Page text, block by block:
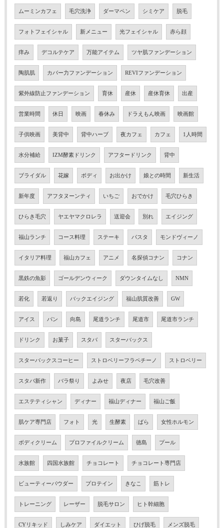
ムーミンカフェ 毛穴洗浄 ダーマペン シミケア 脱毛
フォトフェイシャル 新メニュー 光フェイシャル 赤ら顔
痒み デコルテケア 万能アイテム ツヤ肌ファンデーション
陶肌肌 カバー力ファンデーション REVIファンデーション
紫外線防止ファンデーション 育休 産休 産休育休 出産
営業時間 休日 映画 春休み ドラえもん映画 映画館
子供映画 美背中 背中ハーブ 夜カフェ カフェ 1人時間
水分補給 IZM酵素ドリンク アフタードリンク 背中
ブライダル 花嫁 ボディ お出かけ 娘との時間 新生活
新年度 アフタヌーンティ いちご おでかけ 毛穴ひらき
ひらき毛穴 ヤエヤマクロレラ 送迎会 別れ エイジング
福山ランチ コース料理 ステーキ パスタ モンドヴィーノ
イタリア料理 福山カフェ アニメ 名探偵コナン コナン
黒鉄の魚影 ゴールデンウィーク ダウンタイムなし NMN
若化 若返り バックエイジング 福山肌質改善 GW
アイス パン 向島 尾道ランチ 尾道市 尾道市ランチ
ドリンク お菓子 スタバ スターバックス
スターバックスコーヒー ストロベリーフラペチーノ ストロベリー
スタバ新作 バラ祭り よみせ 夜店 毛穴改善
エステティシャン ディナー 福山ディナー 福山ご飯
肌ケア専門店 フォト 光 生酵素 ばら 女性ホルモン
ボディクリーム プロファイルクリーム 徳島 プール
水族館 四国水族館 チョコレート チョコレート専門店
ビューティーパウダー プロテイン きなこ 筋トレ
トレーニング レーザー 脱毛サロン ヒト幹細胞
CYリキッド しみケア ダイエット ひげ脱毛 メンズ脱毛